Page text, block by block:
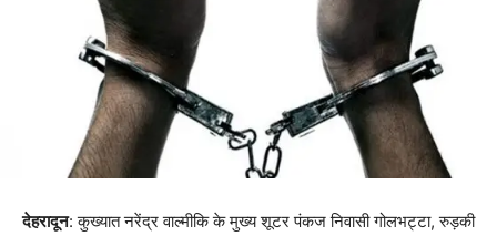
देहरादून: कुख्यात नरेंद्र वाल्मीकि के मुख्य शूटर पंकज निवासी गोलभट्टा, रुड़की